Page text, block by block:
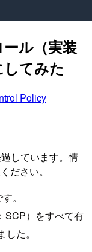
ル（実装
てみた
Policy
しています。情
ださい。
。
SCP）をすべて有
た。